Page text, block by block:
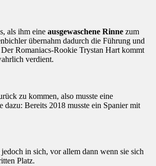
als ihm eine ausgewaschene Rinne zum
übernahm dadurch die Führung und
Romaniacs-Rookie Trystan Hart kommt
verdient.
zu kommen, also musste eine
Bereits 2018 musste ein Spanier mit
in sich, vor allem dann wenn sie sich
Platz.